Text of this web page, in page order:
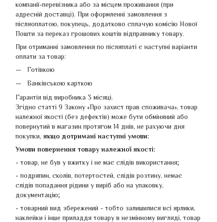
компанії-перевізника або за місцем проживання (при
адресній доставці). При оформленні замовлення з
післяоплатою, покупець, додатково сплачую комісію Нової
Пошти за переказ грошових коштів відправнику товару.
При отриманні замовлення по післяплаті є наступні варіанти
оплати за товар:
Готівкою
Банківською карткою
Гарантія від виробника 3 місяці.
Згідно статті 9 Закону «Про захист прав споживача», товар
належної якості (без дефектів) може бути обміняний або
повернутий в магазин протягом 14 днів, не рахуючи дня
покупки, якщо дотримані наступні умови:
Умови повернення товару належної якості:
- товар, не був у вжитку і не має слідів використання;
- подряпин, сколів, потертостей, слідів розтину, немає
слідів попадання рідини у виріб або на упаковку,
документацію;
- товарний вид збережений - тобто залишилися всі ярлики,
наклейки і інше приладдя товару в незмінному вигляді, товар